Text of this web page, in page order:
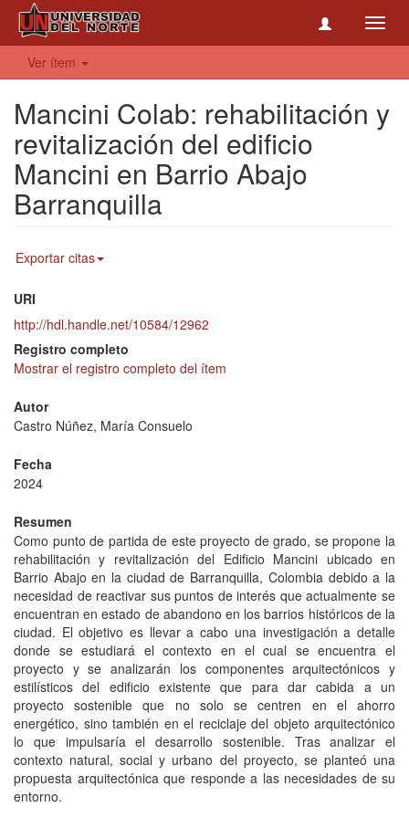
Ver ítem
Mancini Colab: rehabilitación y
revitalización del edificio
Mancini en Barrio Abajo
Barranquilla
Exportar citas
URI
http://hdl.handle.net/10584/12962
Registro completo
Mostrar el registro completo del ítem
Autor
Castro Núñez, María Consuelo
Fecha
2024
Resumen
Como punto de partida de este proyecto de grado, se propone la
rehabilitación y revitalización del Edificio Mancini ubicado en
Barrio Abajo en la ciudad de Barranquilla, Colombia debido a la
necesidad de reactivar sus puntos de interés que actualmente se
encuentran en estado de abandono en los barrios históricos de la
ciudad. El objetivo es llevar a cabo una investigación a detalle
donde se estudiará el contexto en el cual se encuentra el
proyecto y se analizarán los componentes arquitectónicos y
estilísticos del edificio existente que para dar cabida a un
proyecto sostenible que no solo se centren en el ahorro
energético, sino también en el reciclaje del objeto arquitectónico
lo que impulsaría el desarrollo sostenible. Tras analizar el
contexto natural, social y urbano del proyecto, se planteó una
propuesta arquitectónica que responde a las necesidades de su
entorno.